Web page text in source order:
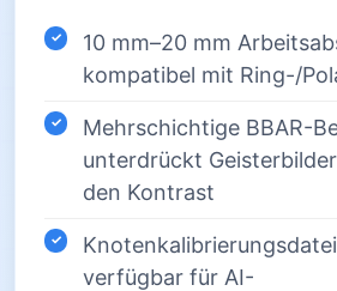
10 mm–20 mm
kompatibel mit Ring-/
Mehrschichtige BBAR-
unterdrückt
den Kontrast
verfügbar für AI-